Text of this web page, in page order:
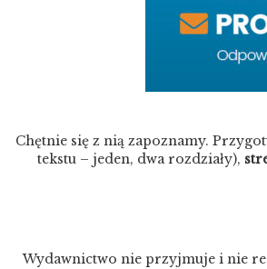
Chętnie się z nią zapoznamy.
tekstu – jeden, dwa rozdziały),
Wydawnictwo nie przyjmuje i nie